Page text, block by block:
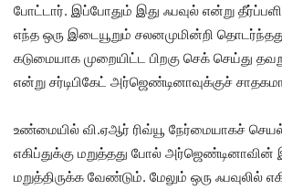
போட்டார். இப்போதும் இது ஃபவுல் என்று
எந்த ஒரு இடையூறும் சலனமுமின்றி
கடுமையாக முறையிட்ட பிறகு செக் செய்து
என்று சர்டிபிகேட் அர்ஜெண்டினாவுக்குச்
உண்மையில் வி.ஏஆர் ரிவ்யூ நேர்மையாகச்
எகிப்துக்கு மறுத்தது போல்
மறுத்திருக்க வேண்டும். மேலும் ஒரு ஃபவுலில்